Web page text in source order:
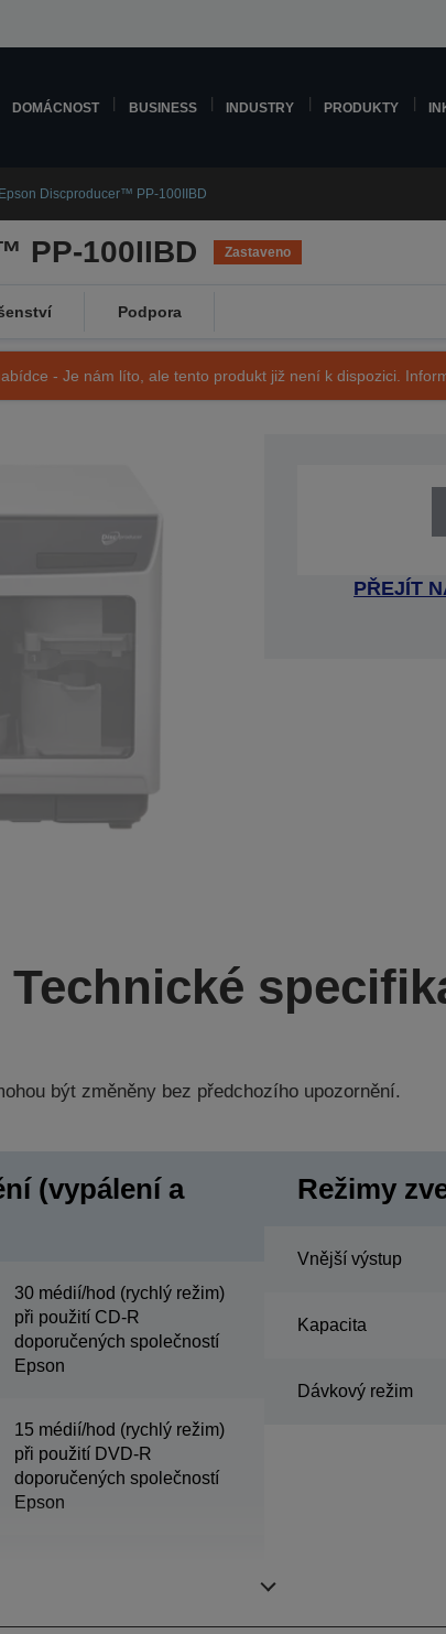
DOMÁCNOST BUSINESS INDUSTRY PRODUKTY
Epson Discproducer™ PP-100IIBD
PP-100IIBD Zastaveno
Podpora
- Je nám líto, ale tento produkt již není k dispozici.
PŘEJÍT
Technické
být změněny bez předchozího upozornění.
(vypálení a
30 médií/hod (rychlý režim)
při použití CD-R
doporučených společností
Epson
15 médií/hod (rychlý režim)
při použití DVD-R
doporučených společností
Epson
Režimy
Vnější výstup
Kapacita
Dávkový režim